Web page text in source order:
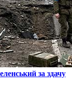
за здачу